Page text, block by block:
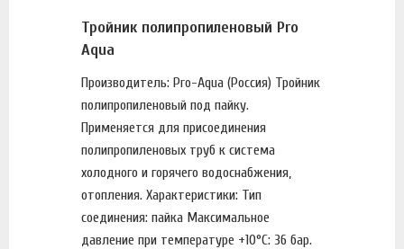
Тройник полипропиленовый Pro
Aqua
Производитель: Pro-Aqua (Россия) Тройник
полипропиленовый под пайку.
Применяется для присоединения
полипропиленовых труб к система
холодного и горячего водоснабжения,
отопления. Характеристики: Тип
соединения: пайка Максимальное
давление при температуре +10°С: 36 бар.